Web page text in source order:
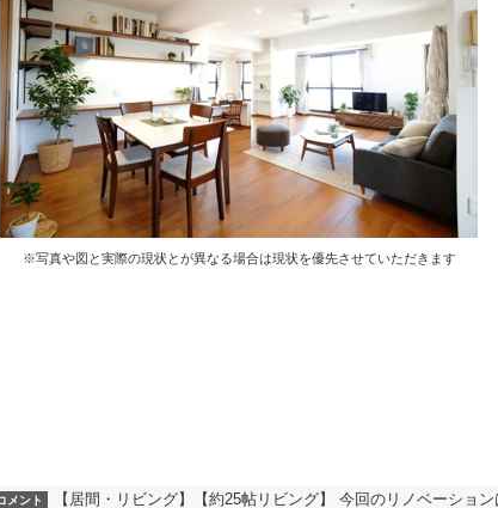
※写真や図と実際の現状とが異なる場合は現状を優先させていただきます
メント 【居間・リビング】【約25帖リビング】 今回のリノベーショ